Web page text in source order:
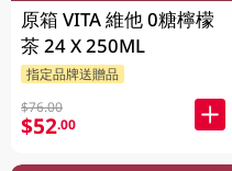
原箱 VITA 維他 0糖檸檬
茶 24 X 250ML
指定品牌送贈品
$76.00
$52.00